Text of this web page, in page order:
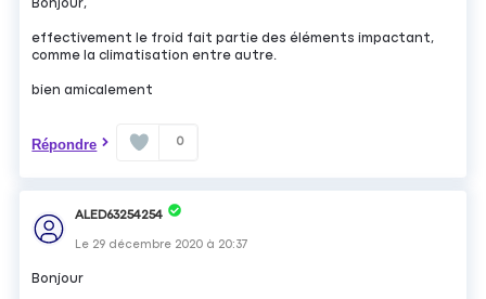
Bonjour,
effectivement le froid fait partie des éléments impactant,
comme la climatisation entre autre.
bien amicalement
Répondre 0
ALED63254254
Le 29 décembre 2020 à 20:37
Bonjour